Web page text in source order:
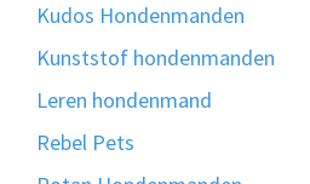
Kudos Hondenmanden
Kunststof hondenmanden
Leren hondenmand
Rebel Pets